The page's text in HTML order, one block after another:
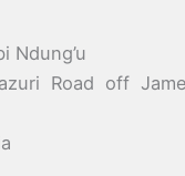
Ndung’u
Road off